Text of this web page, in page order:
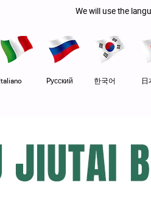
We will use the
Italiano Pусский 한국어 日